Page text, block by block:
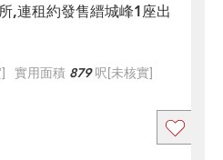
,連租約發售縉城峰1座出
實用面積 879呎[未核實]